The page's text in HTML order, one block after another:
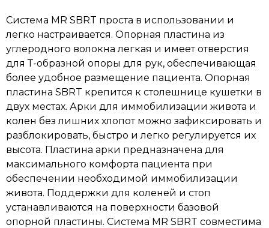
Система MR SBRT проста в использовании и
легко настраивается. Опорная пластина из
углеродного волокна легкая и имеет отверстия
для Т-образной опоры для рук, обеспечивающая
более удобное размещение пациента. Опорная
пластина SBRT крепится к столешнице кушетки в
двух местах. Арки для иммобилизации живота и
колен без лишних хлопот можно зафиксировать и
разблокировать, быстро и легко регулируется их
высота. Пластина арки предназначена для
максимального комфорта пациента при
обеспечении необходимой иммобилизации
живота. Поддержки для коленей и стоп
устанавливаются на поверхности базовой
опорной пластины. Система MR SBRT совместима